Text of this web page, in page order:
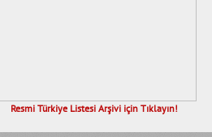
Resmi Türkiye Listesi Arşivi için Tıklayın!